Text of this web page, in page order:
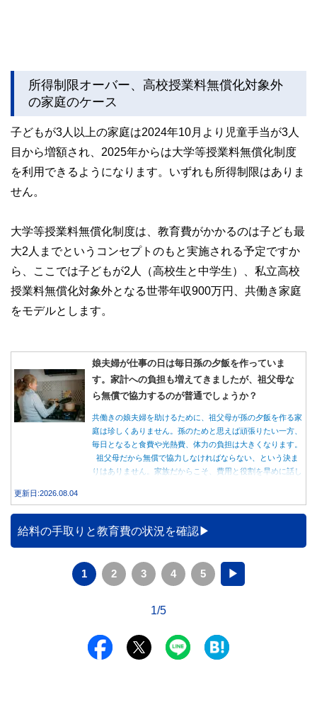
所得制限オーバー、高校授業料無償化対象外
の家庭のケース
子どもが3人以上の家庭は2024年10月より児童手当が3人
目から増額され、2025年からは大学等授業料無償化制度
を利用できるようになります。いずれも所得制限はありま
せん。
大学等授業料無償化制度は、教育費がかかるのは子ども最
大2人までというコンセプトのもと実施される予定ですか
ら、ここでは子どもが2人（高校生と中学生）、私立高校
授業料無償化対象外となる世帯年収900万円、共働き家庭
をモデルとします。
娘夫婦が仕事の日は毎日孫の夕飯を作っていま
す。家計への負担も増えてきましたが、祖父母な
ら無償で協力するのが普通でしょうか？
共働きの娘夫婦を助けるために、祖父母が孫の夕飯を作る家
庭は珍しくありません。孫のためと思えば頑張りたい一方、
毎日となると食費や光熱費、体力の負担は大きくなります。
祖父母だから無償で協力しなければならない、という決ま
りはありません。家族だからこそ、費用と役割を早めに話し
更新日:2026.08.04
給料の手取りと教育費の状況を確認
1 2 3 4 5 ▶
1/5